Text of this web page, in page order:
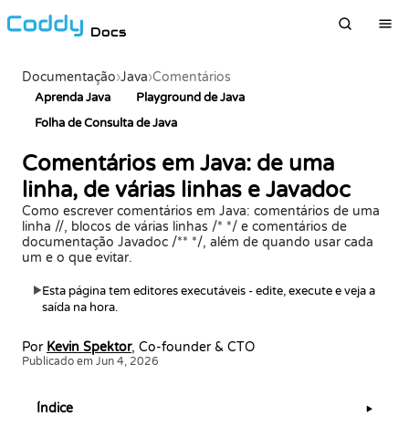
Docs
Documentação›Java›Comentários
Aprenda Java
Playground de Java
Folha de Consulta de Java
Comentários em Java: de uma
linha, de várias linhas e Javadoc
Como escrever comentários em Java: comentários de uma
linha //, blocos de várias linhas /* */ e comentários de
documentação Javadoc /** */, além de quando usar cada
um e o que evitar.
▶Esta página tem editores executáveis - edite, execute e veja a
saída na hora.
Por Kevin Spektor, Co-founder & CTO
Publicado em Jun 4, 2026
Índice ▶